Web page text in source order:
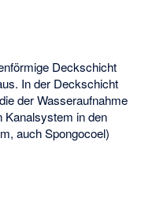
Deckschicht
In der Deckschicht
der Wasseraufnahme
Kanalsystem in den
auch Spongocoel)